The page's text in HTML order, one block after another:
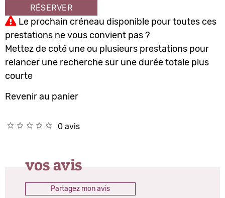
RÉSERVER
Le prochain créneau disponible pour toutes ces
prestations ne vous convient pas ?
Mettez de coté une ou plusieurs prestations pour
relancer une recherche sur une durée totale plus
courte
Revenir au panier
0 avis
vos avis
Partagez mon avis